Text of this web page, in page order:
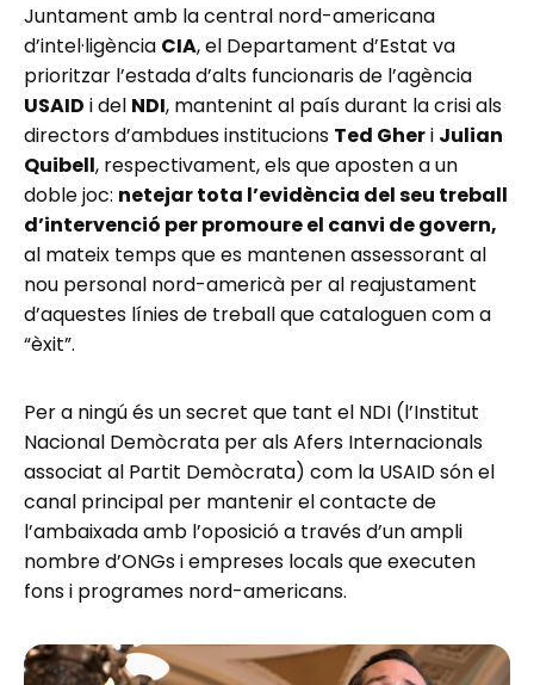
Juntament amb la central nord-americana
d’intel·ligència CIA, el Departament d’Estat va
prioritzar l’estada d’alts funcionaris de l’agència
USAID i del NDI, mantenint al país durant la crisi als
directors d’ambdues institucions Ted Gheri Julian
Quibell, respectivament, els que aposten a un
doble joc: netejar tota l’evidència del seu treball
d’intervenció per promoure el canvi de govern,
al mateix temps que es mantenen assessorant al
nou personal nord-americà per al reajustament
d’aquestes línies de treball que cataloguen com a
“èxit”.
Per a ningú és un secret que tant el NDI (l’Institut
Nacional Demòcrata per als Afers Internacionals
associat al Partit Demòcrata) com la USAID són el
canal principal per mantenir el contacte de
l’ambaixada amb l’oposició a través d’un ampli
nombre d’ONGs i empreses locals que executen
fons i programes nord-americans.